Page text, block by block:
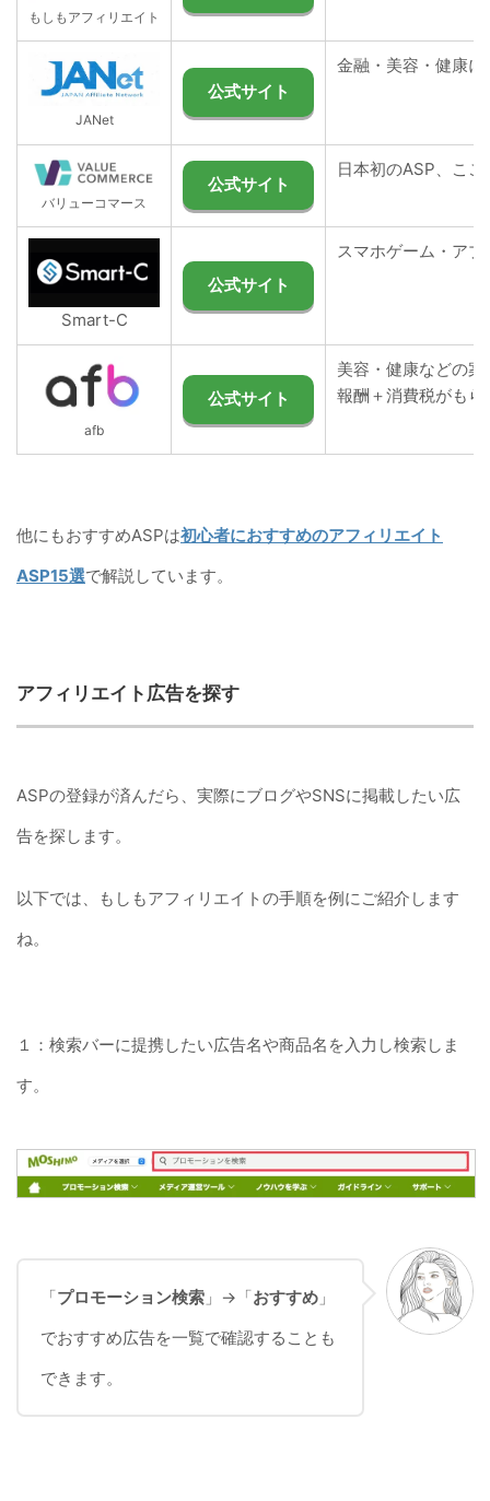
もしもアフィリエイト
JANet
公式サイト
金融・美容・健康
バリューコマース
公式サイト
日本初のASP、こ
Smart-C
公式サイト
スマホゲーム・アプ
afb
公式サイト
美容・健康などの案
報酬＋消費税がもら
他にもおすすめASPは初心者におすすめのアフィリエイト
ASP15選で解説しています。
アフィリエイト広告を探す
ASPの登録が済んだら、実際にブログやSNSに掲載したい広
告を探します。
以下では、もしもアフィリエイトの手順を例にご紹介します
ね。
１：検索バーに提携したい広告名や商品名を入力し検索しま
す。
「プロモーション検索 」→「おすすめ 」
でおすすめ広告を一覧で確認することも
できます。